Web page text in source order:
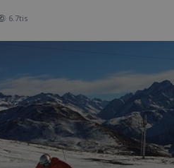
6.7tis